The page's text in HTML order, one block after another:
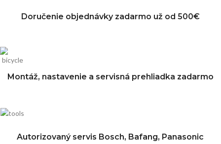
Autorizovaný servis Bosch, Bafang, Panasonic
Montáž, nastavenie a servisná prehliadka zadarmo
Doručenie objednávky zadarmo už od 500€